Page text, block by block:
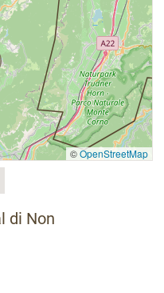
cassetta di mele
poi a casa
©OpenStreetMap
di Non